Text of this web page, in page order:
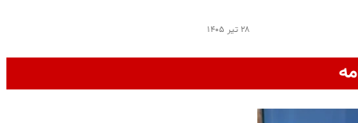
۲۸ تیر ۱۴۰۵